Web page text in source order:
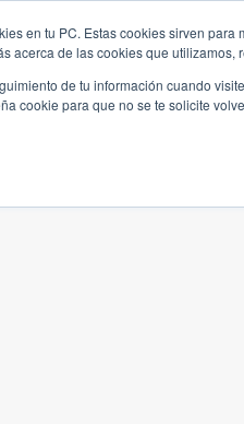
en tu PC. Estas cookies sirven
acerca de las cookies que utilizamos,
de tu información cuando
cookie para que no se te solicite